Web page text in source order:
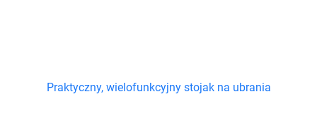
Praktyczny, wielofunkcyjny stojak na ubrania